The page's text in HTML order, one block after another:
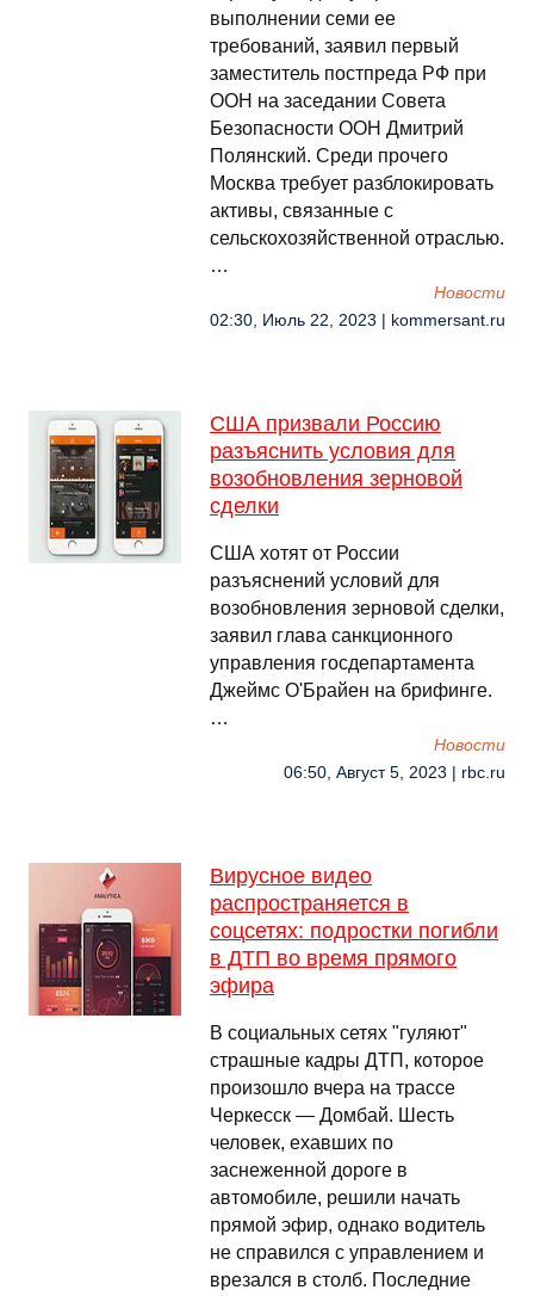
выполнении семи ее
требований, заявил первый
заместитель постпреда РФ при
ООН на заседании Совета
Безопасности ООН Дмитрий
Полянский. Среди прочего
Москва требует разблокировать
активы, связанные с
сельскохозяйственной отраслью.
…
Новости
02:30, Июль 22, 2023 | kommersant.ru
США призвали Россию
разъяснить условия для
возобновления зерновой
сделки
США хотят от России
разъяснений условий для
возобновления зерновой сделки,
заявил глава санкционного
управления госдепартамента
Джеймс О'Брайен на брифинге.
…
Новости
06:50, Август 5, 2023 | rbc.ru
Вирусное видео
распространяется в
соцсетях: подростки погибли
в ДТП во время прямого
эфира
В социальных сетях "гуляют"
страшные кадры ДТП, которое
произошло вчера на трассе
Черкесск — Домбай. Шесть
человек, ехавших по
заснеженной дороге в
автомобиле, решили начать
прямой эфир, однако водитель
не справился с управлением и
врезался в столб. Последние